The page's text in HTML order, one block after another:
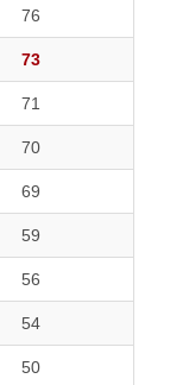
76
73
71
70
69
59
56
54
50